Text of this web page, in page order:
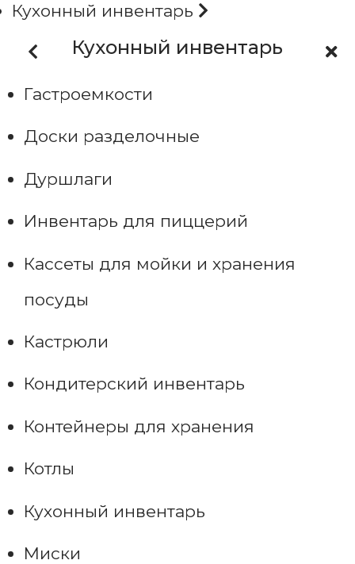
Кухонный инвентарь
Кухонный инвентарь
Гастроемкости
Доски разделочные
Дуршлаги
Инвентарь для пиццерий
Кассеты для мойки и хранения
посуды
Кастрюли
Кондитерский инвентарь
Контейнеры для хранения
Котлы
Кухонный инвентарь
Миски